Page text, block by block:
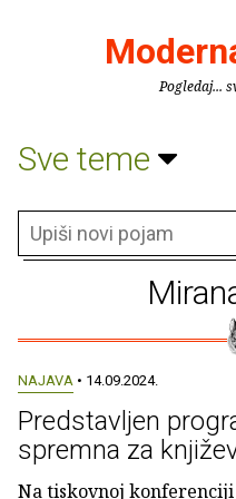
Pogledaj...
Sve teme
NAJAVA • 14.09.2024.
Predstavljen
spremna za
Na tiskovnoj